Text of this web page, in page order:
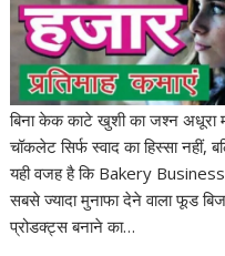
बिना केक काटे खुशी का जश्न
चॉकलेट सिर्फ स्वाद का हिस्सा
यही वजह है कि Bakery
सबसे ज्यादा मुनाफा देने वाला फूड
प्रोडक्ट्स बनाने का…